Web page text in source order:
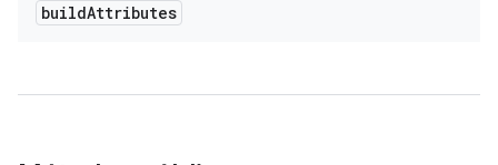
buildAttributes